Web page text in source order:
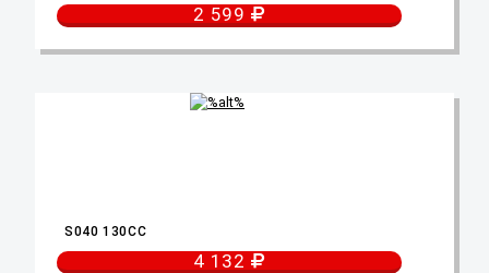
2 599
S040 130CC
4 132